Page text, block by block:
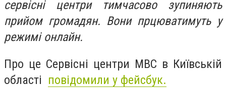
сервісні центри тимчасово зупиняють
прийом громадян. Вони прцюватимуть у
режимі онлайн.
Про це Сервісні центри МВС в Київській
області повідомили у фейсбук.